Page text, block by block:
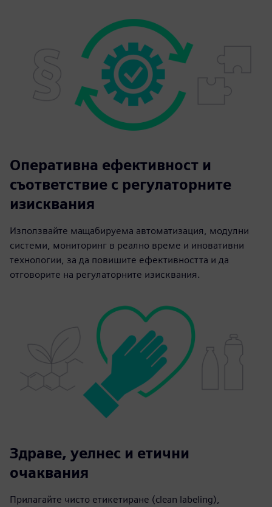
Оперативна ефективност и
съответствие с регулаторните
изисквания
Използвайте мащабируема автоматизация, модулни
системи, мониторинг в реално време и иновативни
технологии, за да повишите ефективността и да
отговорите на регулаторните изисквания.
Здраве, уелнес и етични
очаквания
Прилагайте чисто етикетиране (clean labeling),